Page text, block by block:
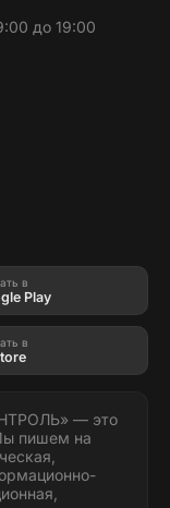
до 19:00
в
Play
в
— это
пишем на